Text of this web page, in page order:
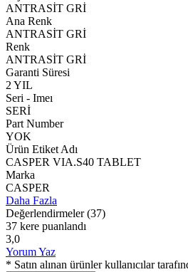
ANTRASİT GRİ
Ana Renk
ANTRASİT GRİ
Renk
ANTRASİT GRİ
Garanti Süresi
2 YIL
Seri - Imeı
SERİ
Part Number
YOK
Ürün Etiket Adı
CASPER VIA.S40 TABLET
Marka
CASPER
Daha Fazla
Değerlendirmeler (37)
37 kere puanlandı
3,0
Yorum Yaz
* Satın alınan ürünler kullanıcılar